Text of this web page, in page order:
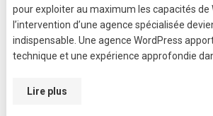
pour exploiter au maximum les capacités de
l’intervention d’une agence spécialisée
indispensable. Une agence WordPress
technique et une expérience approfondie
Lire plus